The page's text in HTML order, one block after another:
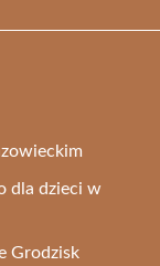
dla dzieci w
Grodzisk